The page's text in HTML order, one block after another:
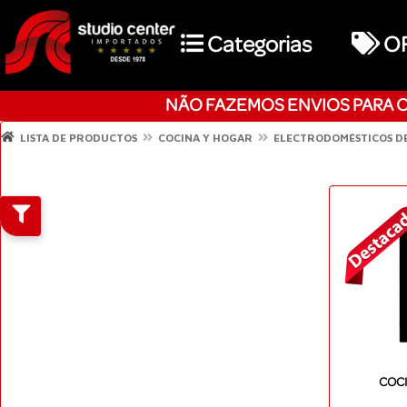
Categorias
NÃO FAZEMOS ENVIOS PARA
LISTA DE PRODUCTOS COCINA Y HOGAR ELECTRODOMÉSTICOS